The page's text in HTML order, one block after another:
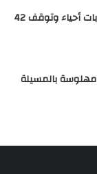
شرطة العاصمة تفكك 6 عصابات أحياء وتوقف 42